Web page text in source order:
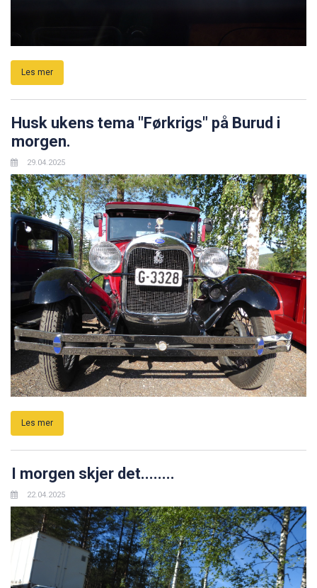
Les mer
Husk ukens tema "Førkrigs" på Burud i
morgen.
29.04.2025
Les mer
I morgen skjer det........
22.04.2025